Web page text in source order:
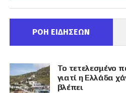
ΡΟΗ ΕΙΔΗΣΕΩΝ
Το τετελεσμένο
γιατί η Ελλάδα
βλέπει